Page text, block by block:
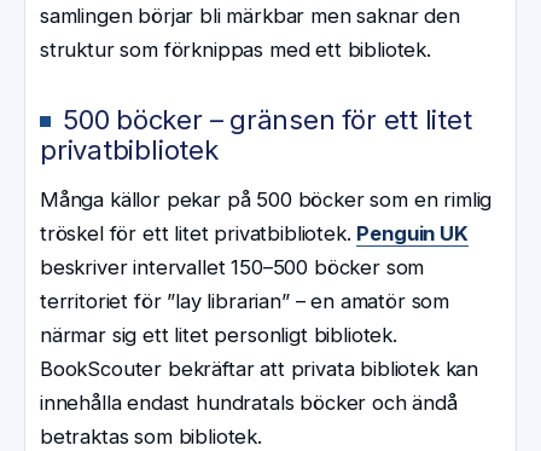
samlingen börjar bli märkbar men saknar den
struktur som förknippas med ett bibliotek.
500 böcker – gränsen för ett litet
privatbibliotek
Många källor pekar på 500 böcker som en rimlig
tröskel för ett litet privatbibliotek. Penguin UK
beskriver intervallet 150–500 böcker som
territoriet för ”lay librarian” – en amatör som
närmar sig ett litet personligt bibliotek.
BookScouter bekräftar att privata bibliotek kan
innehålla endast hundratals böcker och ändå
betraktas som bibliotek.